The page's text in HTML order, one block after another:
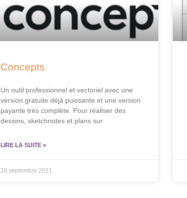
Concepts
Un outil professionnel et vectoriel avec une
version gratuite déjà puissante et une version
payante très complète. Pour réaliser des
dessins, sketchnotes et plans sur
LIRE LA SUITE »
28 septembre 2021